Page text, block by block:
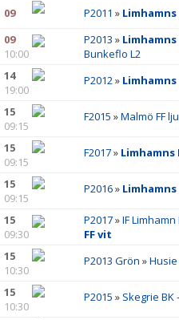
AVGIFTER
ANMÄLAN
LIMHAMN BACKYARD ULTRA
09 P2011 » Limhamns
09
10:00
P2013 » Limhamns
Bunkeflo L2
14
19:00
P2012» Limhamns
15
09:15
F2015 »Malmö FF
15
09:15
F2017» Limhamns
15
09:15
P2016» Limhamns
15
09:30
P2017»IF
FF vit
15
10:30
P2013 Grön »Husie
15
10:30
P2015 » Skegrie BK -